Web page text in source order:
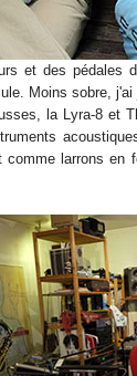
et des pédales
Moins sobre,
la Lyra-8 et
larrons en